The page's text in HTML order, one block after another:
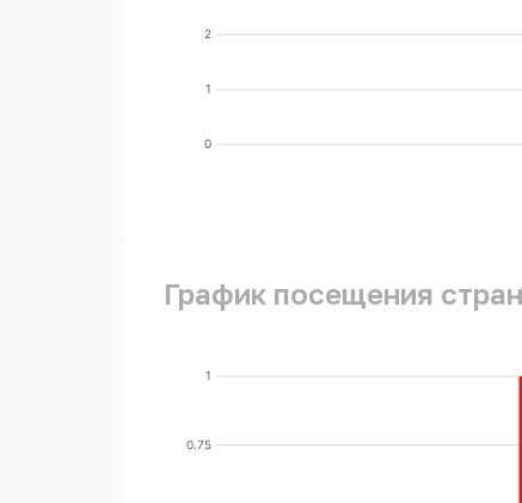
0
1
2
График посещения
0.75
1